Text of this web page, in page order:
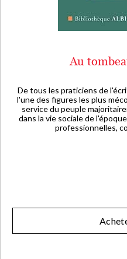
Au
De tous les praticiens de
l'une des figures les plus
service du peuple
dans la vie sociale de
professionnelles,